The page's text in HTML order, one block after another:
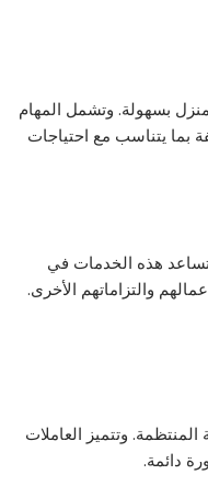
بسهولة. وتشمل المهام
بما يتناسب مع احتياجات
هذه الخدمات في
والتزاماتهم الأخرى.
وتتميز العاملات
دائمة.